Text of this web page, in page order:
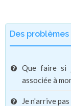
Des
Que faire si
associée à
Je n'arrive